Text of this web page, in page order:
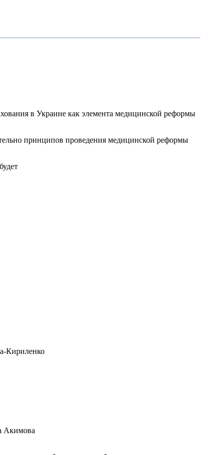
в Украине как элемента медицинской реформы
принципов проведения медицинской реформы
Кириленко
Акимова